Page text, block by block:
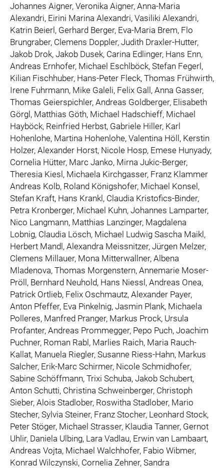
Johannes Aigner, Veronika Aigner, Anna-Maria
Alexandri, Eirini Marina Alexandri, Vasiliki Alexandri,
Katrin Beierl, Gerhard Berger, Eva-Maria Brem, Flo
Brungraber, Clemens Doppler, Judith Draxler-Hutter,
Jakob Drok, Jakob Dusek, Carina Edlinger, Hans Enn,
Andreas Ernhofer, Michael Eschlböck, Stefan Fegerl,
Kilian Fischhuber, Hans-Peter Fleck, Thomas Frühwirth,
Irene Fuhrmann, Mike Galeli, Felix Gall, Anna Gasser,
Thomas Geierspichler, Andreas Goldberger, Elisabeth
Görgl, Matthias Göth, Michael Hadschieff, Michael
Hayböck, Reinfried Herbst, Gabriele Hiller, Karl
Hohenlohe, Martina Hohenlohe, Valentina Höll, Kerstin
Holzer, Alexander Horst, Nicole Hosp, Emese Hunyady,
Cornelia Hütter, Marc Janko, Mirna Jukic-Berger,
Theresia Kiesl, Michaela Kirchgasser, Franz Klammer
Andreas Kolb, Roland Königshofer, Michael Konsel,
Stefan Kraft, Hans Krankl, Claudia Kristofics-Binder,
Petra Kronberger, Michael Kuhn, Johannes Lamparter,
Nico Langmann, Matthias Lanzinger, Magdalena
Lobnig, Claudia Lösch, Michael Ludwig Sascha Maikl,
Herbert Mandl, Alexandra Meissnitzer, Jürgen Melzer,
Clemens Millauer, Mona Mitterwallner, Albena
Mladenova, Thomas Morgenstern, Annemarie Moser-
Pröll, Bernhard Neuhold, Hans Niessl, Andreas Onea,
Patrick Ortlieb, Felix Oschmautz, Alexander Payer,
Anton Pfeffer, Eva Pinkelnig, Jasmin Plank, Michaela
Polleres, Manfred Pranger, Markus Prock, Ursula
Profanter, Andreas Prommegger, Pepo Puch, Joachim
Puchner, Roman Rabl, Marlies Raich, Maria Rauch-
Kallat, Manuela Riegler, Susanne Riess-Hahn, Markus
Salcher, Erik-Marc Schirmer, Nicole Schmidhofer,
Sabine Schöffmann, Trixi Schuba, Jakob Schubert,
Anton Schutti, Christina Schweinberger, Christoph
Sieber, Alois Stadlober, Roswitha Stadlober, Mario
Stecher, Sylvia Steiner, Franz Stocher, Leonhard Stock,
Peter Stöger, Michael Strasser, Klaudia Tanner, Gernot
Uhlir, Daniela Ulbing, Lara Vadlau, Erwin van Lambaart,
Andreas Vojta, Michael Walchhofer, Fabio Wibmer,
Konrad Wilczynski, Cornelia Zehner, Sandra